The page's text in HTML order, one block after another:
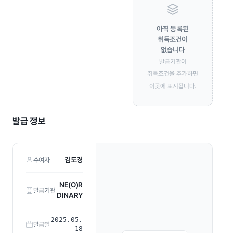
아직 등록된
취득조건이
없습니다
발급기관이
취득조건을 추가하면
이곳에 표시됩니다.
발급 정보
수여자 김도경
발급기관
NE(O)R
DINARY
발급일
2025.05.
18